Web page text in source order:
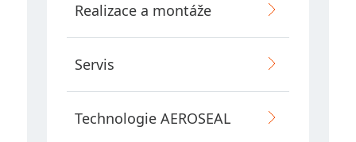
Copyright 2026 AZ KLIMA, a.s.
Všechna práva vyhrazena
Realizace a montáže
Servis
Technologie AEROSEAL